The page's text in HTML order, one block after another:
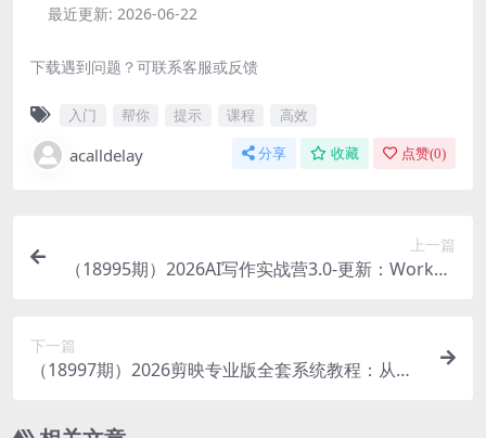
最近更新: 2026-06-22
下载遇到问题？可联系客服或反馈
入门 帮你 提示 课程 高效
acalldelay 分享 收藏 点赞(0)
上一篇
（18995期）2026AI写作实战营3.0-更新：Workbu
下一篇
（18997期）2026剪映专业版全套系统教程：从安